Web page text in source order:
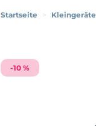
Startseite > Kleingeräte
-10 %